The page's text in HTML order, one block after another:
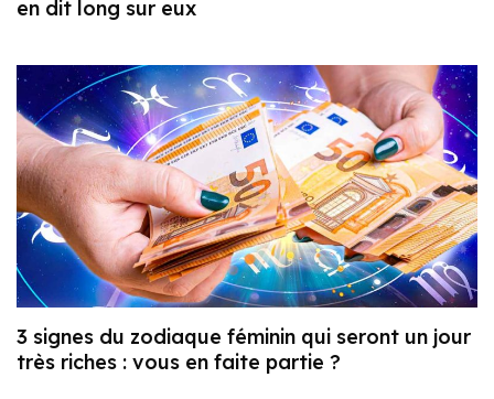
en dit long sur eux
3 signes du zodiaque féminin qui seront un jour
très riches : vous en faite partie ?